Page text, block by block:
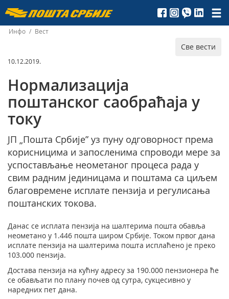
Пошта
Србије
д.о.о.
Инфо / Вест
Све вести
10.12.2019.
Нормализација
поштанског саобраћаја у
току
ЈП „Пошта Србије” уз пуну одговорност према
корисницима и запосленима спроводи мере за
успостављање неометаног процеса рада у
свим радним јединицама и поштама са циљем
благовремене исплате пензија и регулисања
поштанских токова.
Данас се исплата пензија на шалтерима пошта обавља
неометано у 1.446 пошта широм Србије. Током првог дана
исплате пензија на шалтерима пошта исплаћено је преко
103.000 пензија.
Достава пензија на кућну адресу за 190.000 пензионера ће
се обављати по плану почев од сутра, сукцесивно у
наредних пет дана.